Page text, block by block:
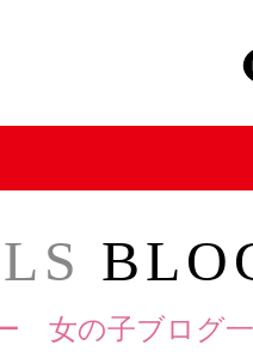
女の子ブログ